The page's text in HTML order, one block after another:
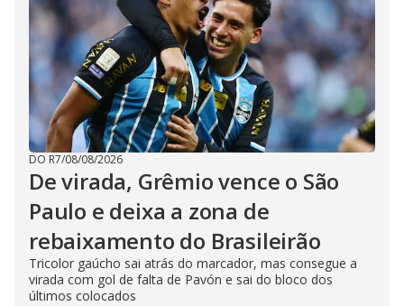
DO R7/08/08/2026
De virada, Grêmio vence o São
Paulo e deixa a zona de
rebaixamento do Brasileirão
Tricolor gaúcho sai atrás do marcador, mas consegue a
virada com gol de falta de Pavón e sai do bloco dos
últimos colocados